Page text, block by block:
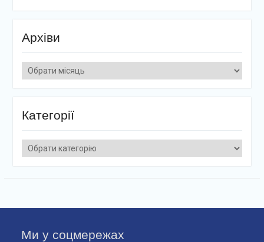
Архіви
Архіви
Категорії
Категорії
Ми у соцмережах